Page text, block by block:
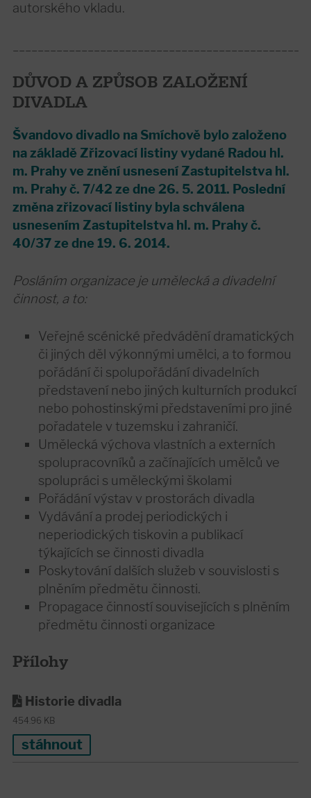
autorského vkladu.
DŮVOD A ZPŮSOB ZALOŽENÍ
DIVADLA
Švandovo divadlo na Smíchově bylo založeno
na základě Zřizovací listiny vydané Radou hl.
m. Prahy ve znění usnesení Zastupitelstva hl.
m. Prahy č. 7/42 ze dne 26. 5. 2011. Poslední
změna zřizovací listiny byla schválena
usnesením Zastupitelstva hl. m. Prahy č.
40/37 ze dne 19. 6. 2014.
Posláním organizace je umělecká a divadelní
činnost, a to:
Veřejné scénické předvádění dramatických
či jiných děl výkonnými umělci, a to formou
pořádání či spolupořádání divadelních
představení nebo jiných kulturních produkcí
nebo pohostinskými představeními pro jiné
pořadatele v tuzemsku i zahraničí.
Umělecká výchova vlastních a externích
spolupracovníků a začínajících umělců ve
spolupráci s uměleckými školami
Pořádání výstav v prostorách divadla
Vydávání a prodej periodických i
neperiodických tiskovin a publikací
týkajících se činnosti divadla
Poskytování dalších služeb v souvislosti s
plněním předmětu činnosti.
Propagace činností souvisejících s plněním
předmětu činnosti organizace
Přílohy
Historie divadla
454.96 KB
stáhnout